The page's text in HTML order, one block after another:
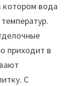
котором вода
приходит в
С